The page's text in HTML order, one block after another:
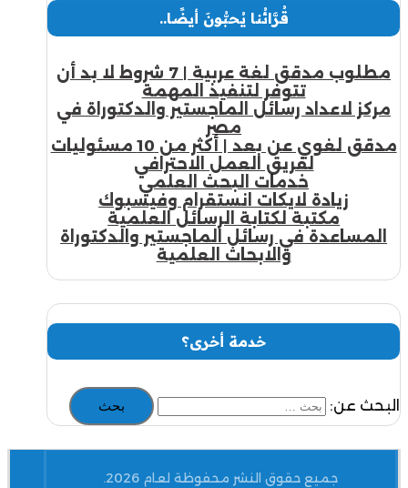
قُرَّائُنا يُحبُّونَ أيضًا..
مطلوب مدقق لغة عربية | 7 شروط لا بد أن
تتوفر لتنفيذ المهمة
مركز لاعداد رسائل الماجستير والدكتوراة في
مصر
مدقق لغوي عن بعد | أكثر من 10 مسئوليات
لفريق العمل الاحترافي
خدمات البحث العلمي
زيادة لايكات انستقرام وفيسبوك
مكتبة لكتابة الرسائل العلمية
المساعدة في رسائل الماجستير والدكتوراة
والابحاث العلمية
خدمة أخرى؟
البحث عن:
جميع حقوق النشر محفوظة لعام 2026.